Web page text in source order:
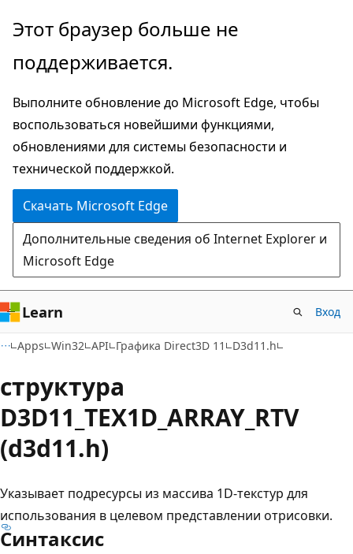
Пропустить
перейти
основному
содержимому
Этот браузер больше не
поддерживается.
Выполните обновление до Microsoft Edge, чтобы
воспользоваться новейшими функциями,
обновлениями для системы безопасности и
технической поддержкой.
Скачать Microsoft Edge
Дополнительные сведения об Internet Explorer и
Microsoft Edge
Learn Вход
Apps Win32 API Графика Direct3D 11 D3d11.h
структура
D3D11_TEX1D_ARRAY_RTV
(d3d11.h)
Указывает подресурсы из массива 1D-текстур для
использования в целевом представлении отрисовки.
Синтаксис